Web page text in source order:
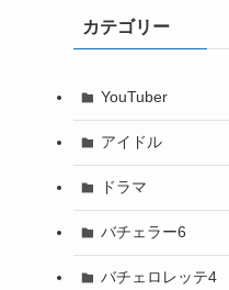
カテゴリー
YouTuber
アイドル
ドラマ
バチェラー6
バチェロレッテ4